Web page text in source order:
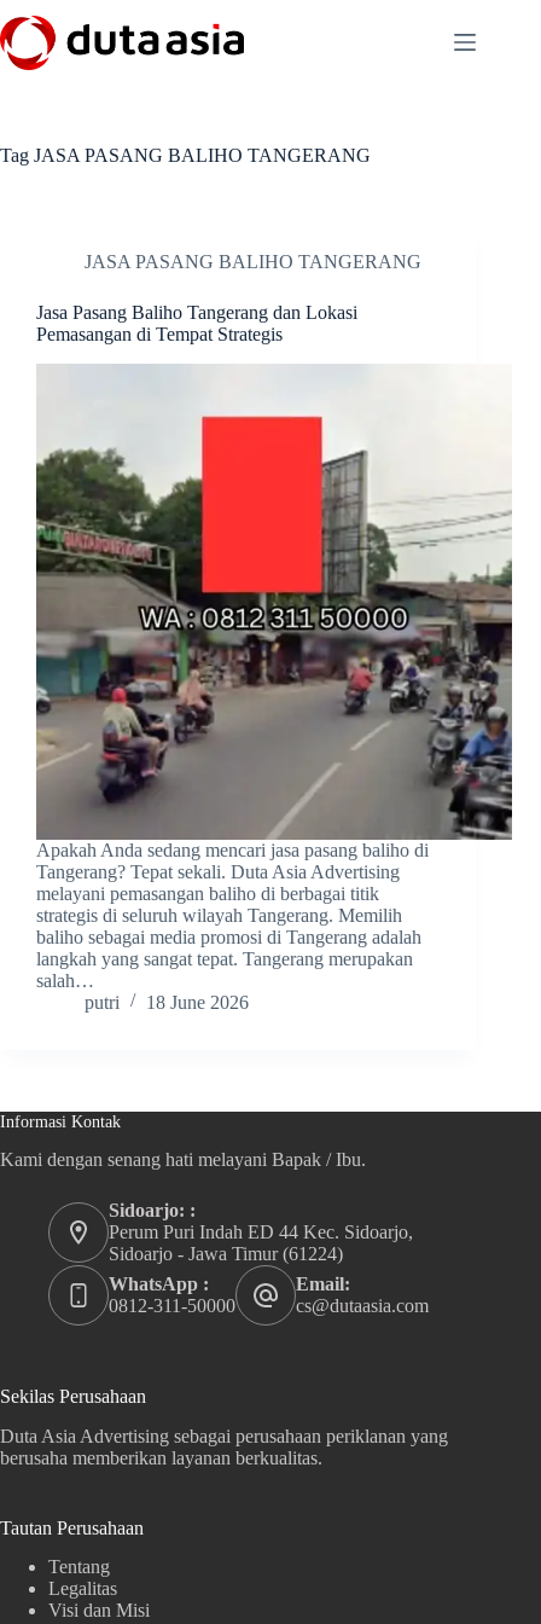
to
content
Tag JASA PASANG BALIHO TANGERANG
JASA PASANG BALIHO TANGERANG
Jasa Pasang Baliho Tangerang dan Lokasi
Pemasangan di Tempat Strategis
Apakah Anda sedang mencari jasa pasang baliho di
Tangerang? Tepat sekali. Duta Asia Advertising
melayani pemasangan baliho di berbagai titik
strategis di seluruh wilayah Tangerang. Memilih
baliho sebagai media promosi di Tangerang adalah
langkah yang sangat tepat. Tangerang merupakan
salah…
putri
18 June 2026
Informasi Kontak
Kami dengan senang hati melayani Bapak / Ibu.
Sidoarjo: :
Perum Puri Indah ED 44 Kec. Sidoarjo,
Sidoarjo - Jawa Timur (61224)
WhatsApp :
0812-311-50000
Email:
cs@dutaasia.com
Sekilas Perusahaan
Duta Asia Advertising sebagai perusahaan periklanan yang
berusaha memberikan layanan berkualitas.
Tautan Perusahaan
Tentang
Legalitas
Visi dan Misi